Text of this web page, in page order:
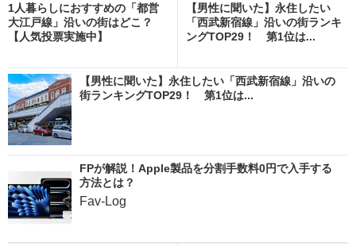
1人暮らしにおすすめの「都営
大江戸線」沿いの街はどこ？
【人気投票実施中】
【男性に聞いた】永住したい
「西武新宿線」沿いの街ランキ
ングTOP29！ 第1位は...
【男性に聞いた】永住したい「西武新宿線」沿いの
街ランキングTOP29！ 第1位は...
FPが解説！Apple製品を分割手数料0円で入手する
方法とは？
Fav-Log